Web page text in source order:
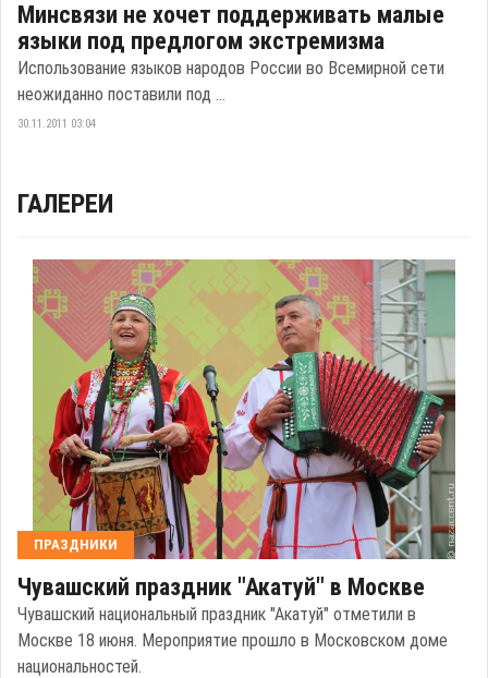
Минсвязи не хочет поддерживать малые
языки под предлогом экстремизма
Использование языков народов России во Всемирной сети
неожиданно поставили под ...
30.11.2011 03:04
ГАЛЕРЕИ
ПРАЗДНИКИ
Чувашский праздник "Акатуй" в Москве
Чувашский национальный праздник "Акатуй" отметили в
Москве 18 июня. Мероприятие прошло в Московском доме
национальностей.